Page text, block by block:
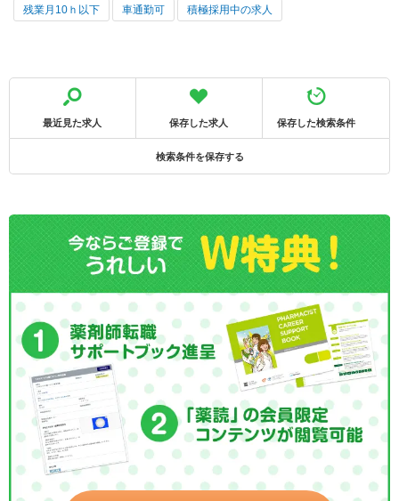
残業月10ｈ以下 車通勤可 積極採用中の求人
最近見た求人 保存した求人 保存した検索条件
検索条件を保存する